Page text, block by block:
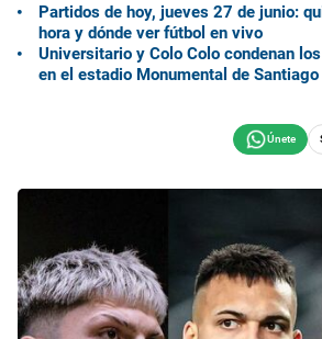
Partidos de hoy, jueves 27 de junio:
hora y dónde ver fútbol en vivo
Universitario y Colo Colo condenan
en el estadio Monumental de Santiago